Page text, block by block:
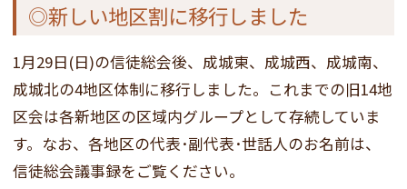
◎新しい地区割に移行しました
1月29日(日)の信徒総会後、成城東、成城西、成城南、
成城北の4地区体制に移行しました。これまでの旧14地
区会は各新地区の区域内グループとして存続していま
す。なお、各地区の代表･副代表･世話人のお名前は、
信徒総会議事録をご覧ください。